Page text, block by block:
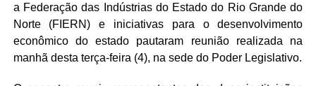
A proteção social também ganhou destaque com o início
da campanha “Agosto Lilás”, que celebra dez anos de
legislação estadual voltada ao combate à violência contra
a Federação das Indústrias do Estado do Rio Grande do
Norte (FIERN) e iniciativas para o desenvolvimento
econômico do estado pautaram reunião realizada na
manhã desta terça-feira (4), na sede do Poder Legislativo.